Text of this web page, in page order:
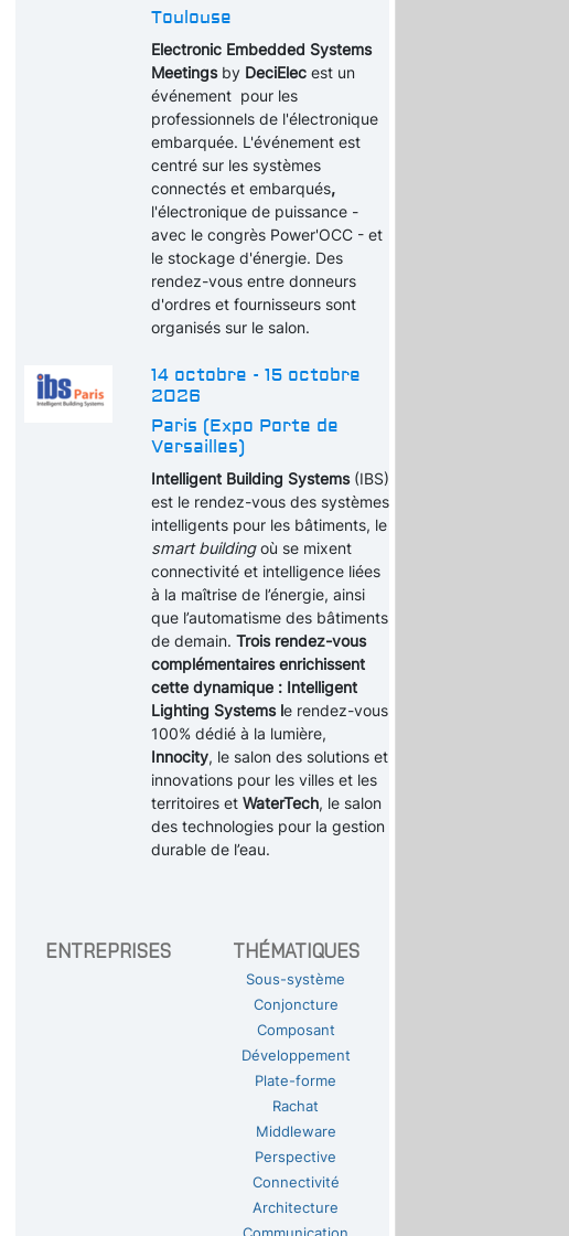
Toulouse
Electronic Embedded Systems
Meetingsby DeciElec est un
événement pour les
professionnels de l'électronique
embarquée. L'événement est
centré sur les systèmes
connectés et embarqués,
l'électronique de puissance -
avec le congrès Power'OCC - et
le stockage d'énergie. Des
rendez-vous entre donneurs
d'ordres et fournisseurs sont
organisés sur le salon.
14 octobre - 15 octobre
2026
Paris (Expo Porte de
Versailles)
Intelligent Building Systems(IBS)
est le rendez-vous des systèmes
intelligents pour les bâtiments, le
smart buildingoù se mixent
connectivité et intelligence liées
à la maîtrise de l’énergie, ainsi
que l’automatisme des bâtiments
de demain. Trois rendez-vous
complémentaires enrichissent
cette dynamique : Intelligent
Lighting Systems le rendez-vous
100% dédié à la lumière,
Innocity, le salon des solutions et
innovations pour les villes et les
territoires et WaterTech, le salon
des technologies pour la gestion
durable de l’eau.
ENTREPRISES THÉMATIQUES
Sous-système
Conjoncture
Composant
Développement
Plate-forme
Rachat
Middleware
Perspective
Connectivité
Architecture